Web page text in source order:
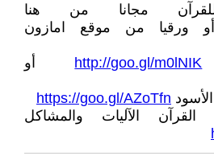
مجانا من هنا
ورقيا من موقع امازون
http://goo.gl/m0lNIK أو
https://goo.gl/AZoTfn
الآليات والمشاكل